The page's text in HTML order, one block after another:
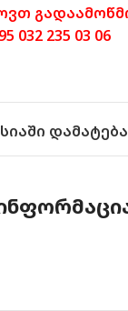
032 235 03 06
დამატება